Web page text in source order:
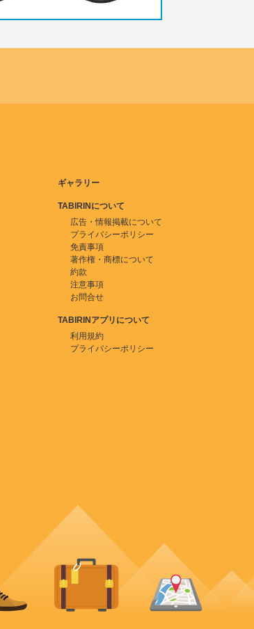
ギャラリー
TABIRINについて
広告・情報掲載について
プライバシーポリシー
免責事項
著作権・商標について
約款
注意事項
お問合せ
TABIRINアプリについて
利用規約
プライバシーポリシー